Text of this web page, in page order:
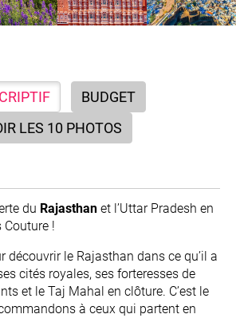
BUDGET
LES 10 PHOTOS
du Rajasthan et l’Uttar Pradesh en
Couture !
découvrir le Rajasthan dans ce qu’il a
cités royales, ses forteresses de
et le Taj Mahal en clôture. C’est le
à ceux qui partent en